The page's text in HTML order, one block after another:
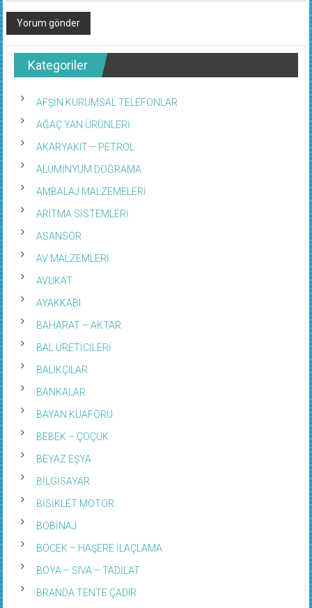
Kategoriler
AFŞİN KURUMSAL TELEFONLAR
AĞAÇ YAN ÜRÜNLERİ
AKARYAKIT – PETROL
ALÜMİNYUM DOĞRAMA
AMBALAJ MALZEMELERİ
ARITMA SİSTEMLERİ
ASANSÖR
AV MALZEMLERİ
AVUKAT
AYAKKABI
BAHARAT – AKTAR
BAL ÜRETİCİLERİ
BALIKÇILAR
BANKALAR
BAYAN KUAFÖRÜ
BEBEK – ÇOÇUK
BEYAZ EŞYA
BİLGİSAYAR
BİSİKLET MOTOR
BOBİNAJ
BÖCEK – HAŞERE İLAÇLAMA
BOYA – SIVA – TADİLAT
BRANDA TENTE ÇADIR